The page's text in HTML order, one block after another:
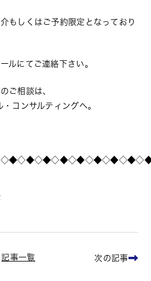
もしくはご予約限定となっており
ルにてご連絡下さい。
ご相談は、
コンサルティングへ。
記事一覧 次の記事